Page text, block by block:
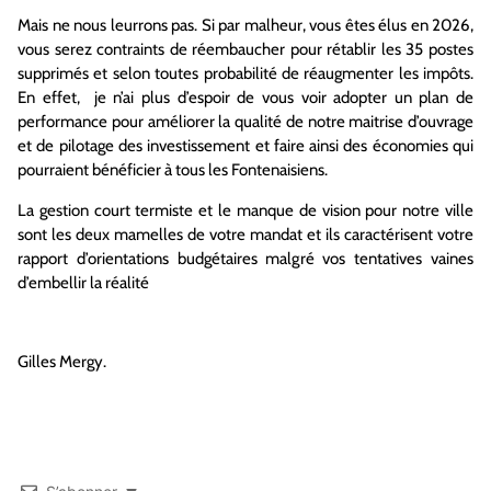
Mais ne nous leurrons pas. Si par malheur, vous êtes élus en 2026,
vous serez contraints de réembaucher pour rétablir les 35 postes
supprimés et selon toutes probabilité de réaugmenter les impôts.
En effet, je n’ai plus d’espoir de vous voir adopter un plan de
performance pour améliorer la qualité de notre maitrise d’ouvrage
et de pilotage des investissement et faire ainsi des économies qui
pourraient bénéficier à tous les Fontenaisiens.
La gestion court termiste et le manque de vision pour notre ville
sont les deux mamelles de votre mandat et ils caractérisent votre
rapport d’orientations budgétaires malgré vos tentatives vaines
d’embellir la réalité
Gilles Mergy.